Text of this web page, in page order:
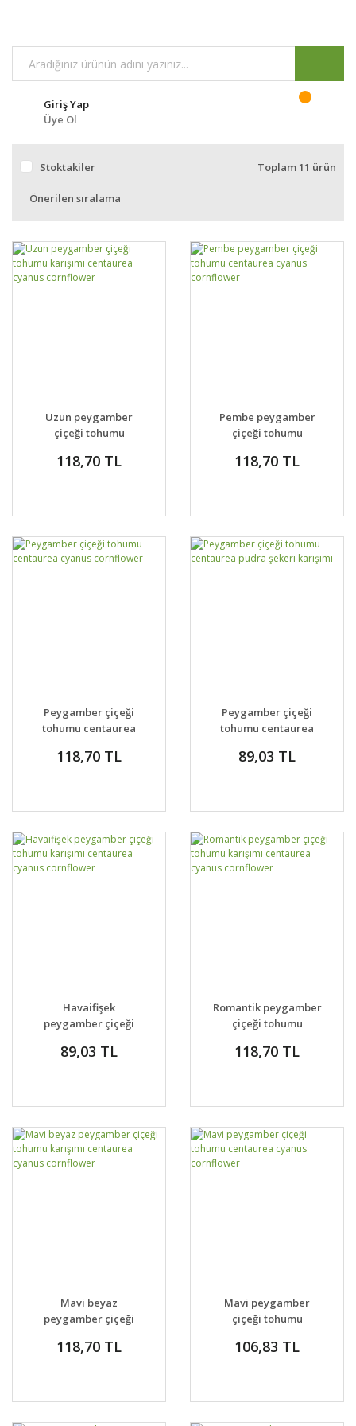
Giriş Yap
Üye Ol
Stoktakiler Toplam 11 ürün
Uzun peygamber
çiçeği tohumu
cyanus cornflower
118,70 TL
Pembe peygamber
çiçeği tohumu
cornflower
118,70 TL
Peygamber çiçeği
tohumu centaurea
118,70 TL
Peygamber çiçeği
tohumu centaurea
89,03 TL
Havaifişek
peygamber çiçeği
centaurea cyanus
89,03 TL
Romantik peygamber
çiçeği tohumu
cyanus cornflower
118,70 TL
Mavi beyaz
peygamber çiçeği
centaurea cyanus
118,70 TL
Mavi peygamber
çiçeği tohumu
cornflower
106,83 TL